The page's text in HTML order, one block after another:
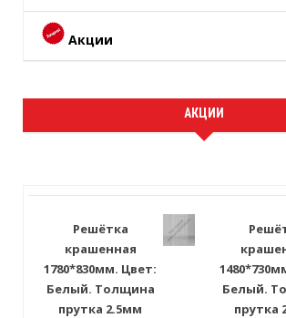
Акции
АКЦИИ
Решётка
крашенная
1780*830мм. Цвет:
Белый. Толщина
прутка 2.5мм
Белый.
прутка